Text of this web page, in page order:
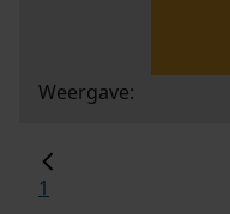
Weergave:
1